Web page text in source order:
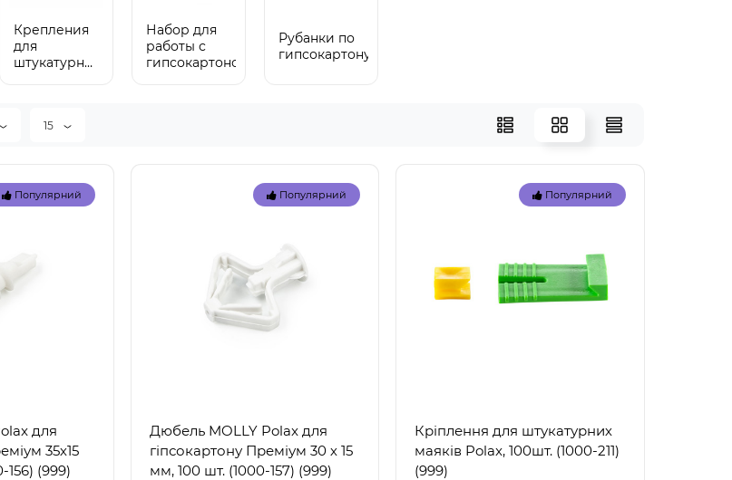
Крепления
для
штукатурных
Набор для
работы с
гипсокартоном
Рубанки по
гипсокартону
15
Популярний
для
35х15
(999)
Популярний
Дюбель MOLLY Polax для
гіпсокартону Преміум 30 х 15
мм, 100 шт. (1000-157) (999)
Популярний
Кріплення для штукатурних
маяків Polax, 100шт. (1000-211)
(999)